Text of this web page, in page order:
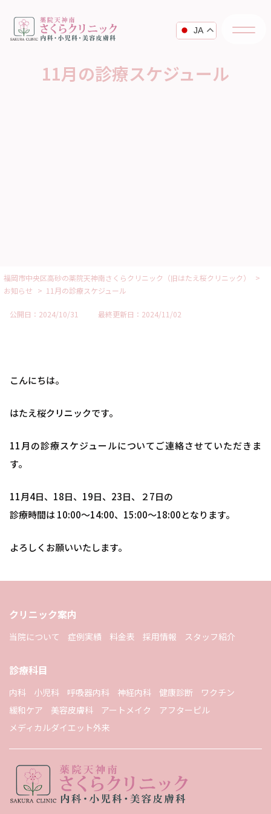
11月の診療スケジュール
福岡市中央区高砂の薬院天神南さくらクリニック（旧はたえ桜クリニック） >
お知らせ > 11月の診療スケジュール
公開日：2024/10/31 最終更新日：2024/11/02
こんにちは。
はたえ桜クリニックです。
11月の診療スケジュールについてご連絡させていただきま
す。
11月4日、18日、19日、23日、２7日の
診療時間は 10:00～14:00、15:00～18:00となります。
よろしくお願いいたします。
クリニック案内
当院について 症例実績 料金表 採用情報 スタッフ紹介
診療科目
内科 小児科 呼吸器内科 神経内科 健康診断
ワクチン
緩和ケア
美容皮膚科 アートメイク
アフターピル
メディカルダイエット外来
JA